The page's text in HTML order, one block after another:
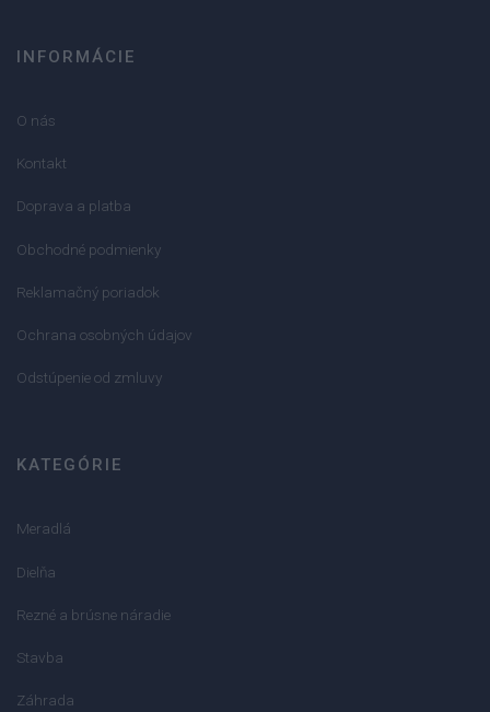
INFORMÁCIE
O nás
Kontakt
Doprava a platba
Obchodné podmienky
Reklamačný poriadok
Ochrana osobných údajov
Odstúpenie od zmluvy
KATEGÓRIE
Meradlá
Dielňa
Rezné a brúsne náradie
Stavba
Záhrada